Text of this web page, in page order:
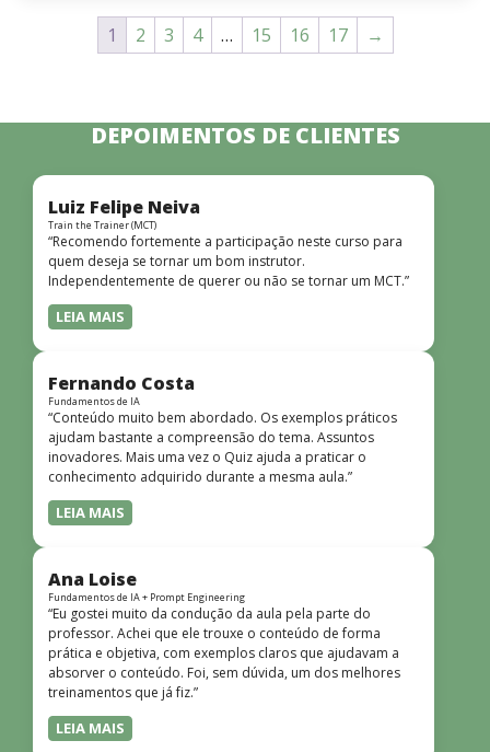
1 2 3 4 … 15 16 17 →
DEPOIMENTOS DE CLIENTES
Luiz Felipe Neiva
Train the Trainer (MCT)
“Recomendo fortemente a participação neste curso para
quem deseja se tornar um bom instrutor.
Independentemente de querer ou não se tornar um MCT.”
LEIA MAIS
Fernando Costa
Fundamentos de IA
“Conteúdo muito bem abordado. Os exemplos práticos
ajudam bastante a compreensão do tema. Assuntos
inovadores. Mais uma vez o Quiz ajuda a praticar o
conhecimento adquirido durante a mesma aula.”
LEIA MAIS
Ana Loise
Fundamentos de IA + Prompt Engineering
“Eu gostei muito da condução da aula pela parte do
professor. Achei que ele trouxe o conteúdo de forma
prática e objetiva, com exemplos claros que ajudavam a
absorver o conteúdo. Foi, sem dúvida, um dos melhores
treinamentos que já fiz.”
LEIA MAIS